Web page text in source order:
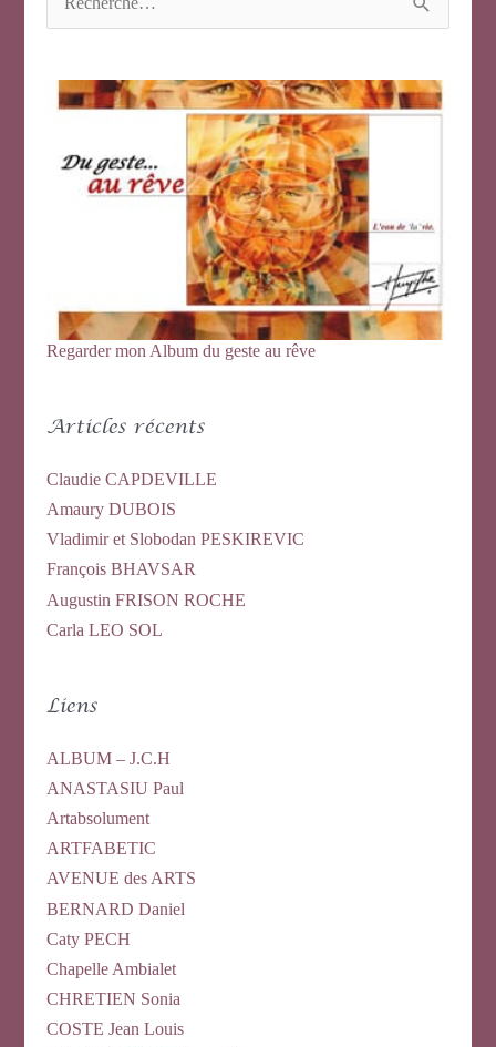
c
Regarder mon Album du geste au rêve
Articles récents
Claudie CAPDEVILLE
Amaury DUBOIS
Vladimir et Slobodan PESKIREVIC
François BHAVSAR
Augustin FRISON ROCHE
Carla LEO SOL
Liens
ALBUM – J.C.H
ANASTASIU Paul
Artabsolument
ARTFABETIC
AVENUE des ARTS
BERNARD Daniel
Caty PECH
Chapelle Ambialet
CHRETIEN Sonia
COSTE Jean Louis